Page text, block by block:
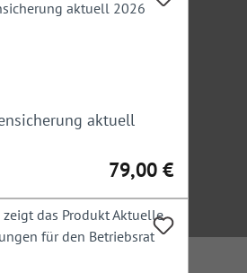
aktuell
Regulärer Preis:
79,00 €